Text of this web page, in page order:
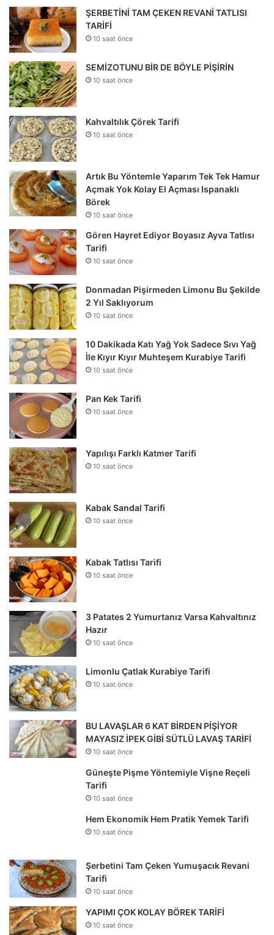
ŞERBETİNİ TAM ÇEKEN REVANİ TATLISI
TARİFİ
10 saat önce
SEMİZOTUNU BİR DE BÖYLE PİŞİRİN
10 saat önce
Kahvaltılık Çörek Tarifi
10 saat önce
Artık Bu Yöntemle Yaparım Tek Tek Hamur
Açmak Yok Kolay El Açması Ispanaklı
Börek
10 saat önce
Gören Hayret Ediyor Boyasız Ayva Tatlısı
Tarifi
10 saat önce
Donmadan Pişirmeden Limonu Bu Şekilde
2 Yıl Saklıyorum
10 saat önce
10 Dakikada Katı Yağ Yok Sadece Sıvı Yağ
İle Kıyır Kıyır Muhteşem Kurabiye Tarifi
10 saat önce
Pan Kek Tarifi
10 saat önce
Yapılışı Farklı Katmer Tarifi
10 saat önce
Kabak Sandal Tarifi
10 saat önce
Kabak Tatlısı Tarifi
10 saat önce
3 Patates 2 Yumurtanız Varsa Kahvaltınız
Hazır
10 saat önce
Limonlu Çatlak Kurabiye Tarifi
10 saat önce
BU LAVAŞLAR 6 KAT BİRDEN PİŞİYOR
MAYASIZ İPEK GİBİ SÜTLÜ LAVAŞ TARİFİ
10 saat önce
Güneşte Pişme Yöntemiyle Vişne Reçeli
Tarifi
10 saat önce
Hem Ekonomik Hem Pratik Yemek Tarifi
10 saat önce
Şerbetini Tam Çeken Yumuşacık Revani
Tarifi
10 saat önce
YAPIMI ÇOK KOLAY BÖREK TARİFİ
10 saat önce